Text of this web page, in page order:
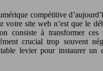
compétitive
votre site web n’est que le
consiste à transformer ces
crucial trop souvent
levier pour instaurer un